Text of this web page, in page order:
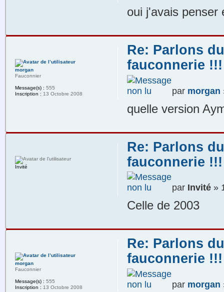
oui j'avais penser
Re: Parlons
fauconnerie !!!
par morgan
quelle version
morgan
Fauconnier
Message(s) : 555
Inscription : 13 Octobre 2008
Re: Parlons
fauconnerie !!!
par Invité»
Celle de 2003
Invité
Re: Parlons
fauconnerie !!!
par morgan
morgan
Fauconnier
Message(s) : 555
Inscription : 13 Octobre 2008